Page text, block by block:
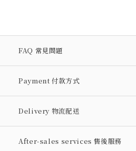
FAQ 常見問題
Payment 付款方式
Delivery 物流配送
After-sales services 售後服務